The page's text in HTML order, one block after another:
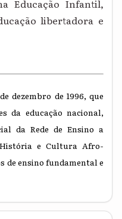
Educação Infantil,
libertadora e
dezembro de 1996, que
da educação nacional,
da Rede de Ensino a
e Cultura Afro-
de ensino fundamental e